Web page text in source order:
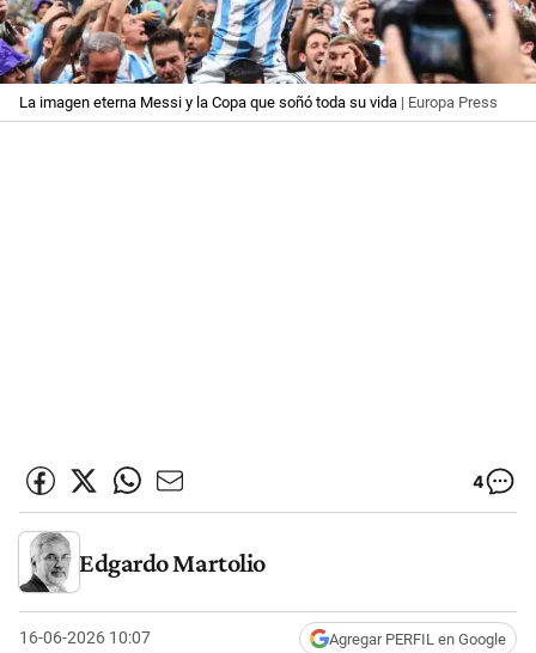
La imagen eterna Messi y la Copa que soñó toda su vida | Europa Press
4
Edgardo Martolio
16-06-2026 10:07 Agregar PERFIL en Google